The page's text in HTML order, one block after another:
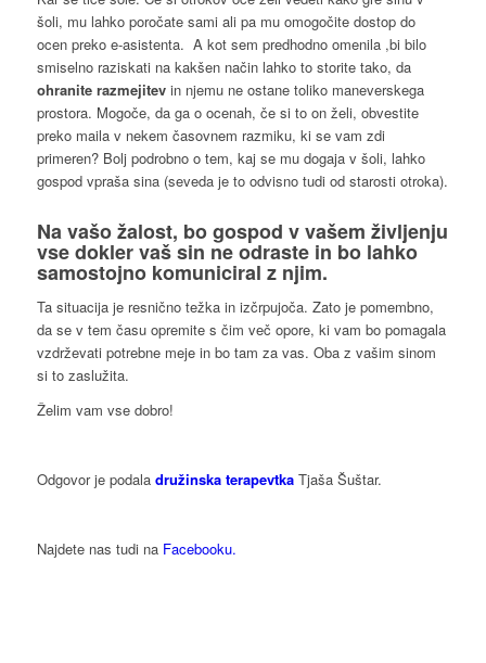
šoli, mu lahko poročate sami ali pa mu omogočite dostop do
ocen preko e-asistenta. A kot sem predhodno omenila ,bi bilo
smiselno raziskati na kakšen način lahko to storite tako, da
ohranite razmejitevin njemu ne ostane toliko maneverskega
prostora. Mogoče, da ga o ocenah, če si to on želi, obvestite
preko maila v nekem časovnem razmiku, ki se vam zdi
primeren? Bolj podrobno o tem, kaj se mu dogaja v šoli, lahko
gospod vpraša sina (seveda je to odvisno tudi od starosti otroka).
Na vašo žalost, bo gospod v vašem življenju
vse dokler vaš sin ne odraste in bo lahko
samostojnokomuniciral z njim.
Ta situacija je resnično težka in izčrpujoča. Zato je pomembno,
da se v tem času opremite s čim več opore, ki vam bo pomagala
vzdrževati potrebne meje in bo tam za vas. Oba z vašim sinom
si to zaslužita.
Želim vam vse dobro!
Odgovor je podala družinska terapevtkaTjaša Šuštar.
Najdete nas tudi na Facebooku.